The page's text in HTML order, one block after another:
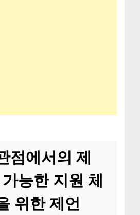
점에서의 제
능한 지원 체
위한 제언